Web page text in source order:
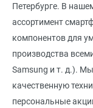
Петербурге. В
ассортимент
компонентов для
производства
Samsung и т. д.).
качественную
персональные